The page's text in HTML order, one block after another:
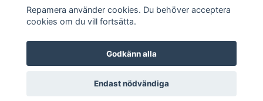
© 2026 Repamera
Repamera använder cookies. Du behöver acceptera
cookies om du vill fortsätta.
Godkänn alla
Endast nödvändiga